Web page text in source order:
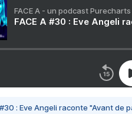
FACE A - un podcast Purecharts
FACE A #30 : Eve Angeli
#30 : Eve Angeli raconte "Avant de